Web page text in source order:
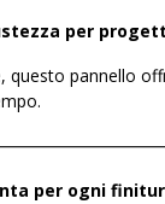
per
questo pannello
per ogni